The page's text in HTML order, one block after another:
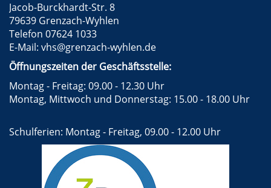
Jacob-Burckhardt-Str. 8
79639 Grenzach-Wyhlen
Telefon 07624 1033
E-Mail: vhs@grenzach-wyhlen.de
Öffnungszeiten der Geschäftsstelle:
Montag - Freitag: 09.00 - 12.30 Uhr
Montag, Mittwoch und Donnerstag: 15.00 - 18.00 Uhr
Schulferien: Montag - Freitag, 09.00 - 12.00 Uhr